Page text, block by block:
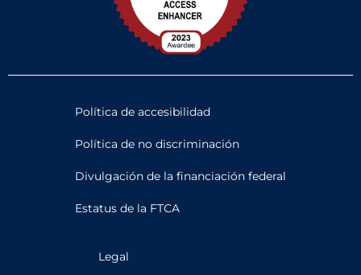
Política de accesibilidad
Política de no discriminación
Divulgación de la financiación federal
Estatus de la FTCA
Legal